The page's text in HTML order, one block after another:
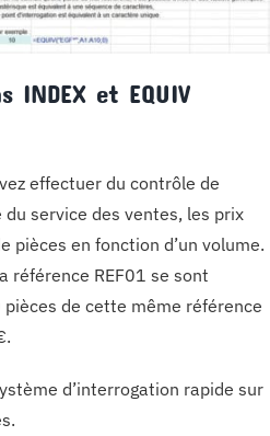
et EQUIV
effectuer du contrôle de
service des ventes, les prix
pièces en fonction d’un volume.
référence REF01 se sont
de cette même référence
d’interrogation rapide sur